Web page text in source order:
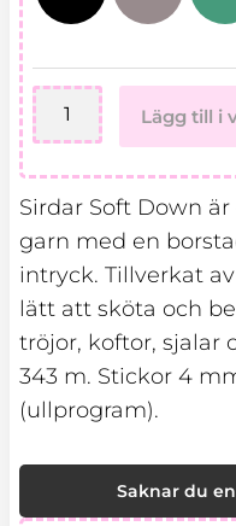
100
mängd
Lägg till i
Sirdar Soft Down
garn med en
intryck. Tillverkat
lätt att sköta och
tröjor, koftor, sjalar
343 m. Stickor 4
(ullprogram).
Saknar du